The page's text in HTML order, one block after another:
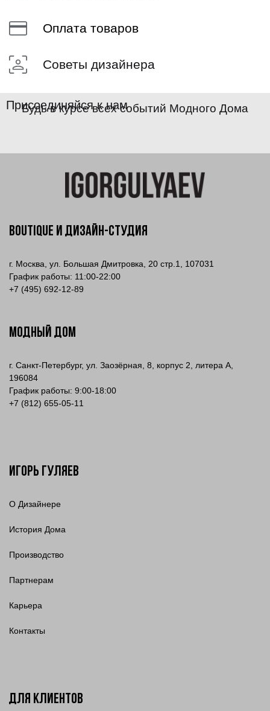
Оплата товаров
Советы дизайнера
Присоединяйся к нам
Будь в курсе всех событий Модного Дома
Boutique и Дизайн-Студия
г. Москва, ул. Большая Дмитровка, 20 стр.1, 107031
График работы: 11:00-22:00
+7 (495) 692-12-89
МОДНЫЙ ДОМ
г. Санкт-Петербург, ул. Заозёрная, 8, корпус 2, литера А,
196084
График работы: 9:00-18:00
+7 (812) 655-05-11
Игорь Гуляев
О Дизайнере
История Дома
Производство
Партнерам
Карьера
Контакты
Для клиентов